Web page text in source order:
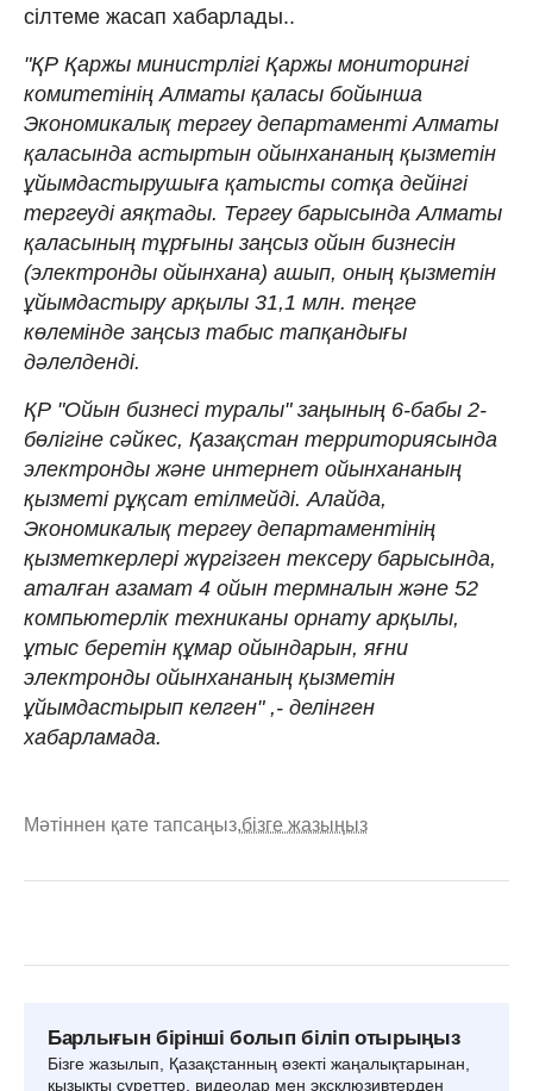
сілтеме жасап хабарлады..
"ҚР Қаржы министрлігі Қаржы мониторингі
комитетінің Алматы қаласы бойынша
Экономикалық тергеу департаменті Алматы
қаласында астыртын ойынхананың қызметін
ұйымдастырушыға қатысты сотқа дейінгі
тергеуді аяқтады. Тергеу барысында Алматы
қаласының тұрғыны заңсыз ойын бизнесін
(электронды ойынхана) ашып, оның қызметін
ұйымдастыру арқылы 31,1 млн. теңге
көлемінде заңсыз табыс тапқандығы
дәлелденді.
ҚР "Ойын бизнесі туралы" заңының 6-бабы 2-
бөлігіне сәйкес, Қазақстан территориясында
электронды және интернет ойынхананың
қызметі рұқсат етілмейді. Алайда,
Экономикалық тергеу департаментінің
қызметкерлері жүргізген тексеру барысында,
аталған азамат 4 ойын термналын және 52
компьютерлік техниканы орнату арқылы,
ұтыс беретін құмар ойындарын, яғни
электронды ойынхананың қызметін
ұйымдастырып келген" ,- делінген
хабарламада.
Мәтіннен қате тапсаңыз,бізге жазыңыз
Барлығын бірінші болып біліп отырыңыз
Бізге жазылып, Қазақстанның өзекті жаңалықтарынан,
қызықты суреттер, видеолар мен эксклюзивтерден